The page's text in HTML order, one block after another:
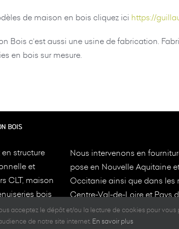
de maison en bois cliquez ici https://
Bois c’est aussi une usine de fabrication.
en bois sur mesure.
BOIS
structure
et
CLT, maison
bois
etToulouse .
Nous intervenons en
pose en Nouvelle Aquitaine
Occitanie ainsi que dans les
Centre-Val-de-Loire et Pays
en fourniture.Nos usines sont
implantées àAixe-sur-Vienne
acceptez le dépôt et/ou la lecture de cookies pour
de notre site internet. En savoir plus